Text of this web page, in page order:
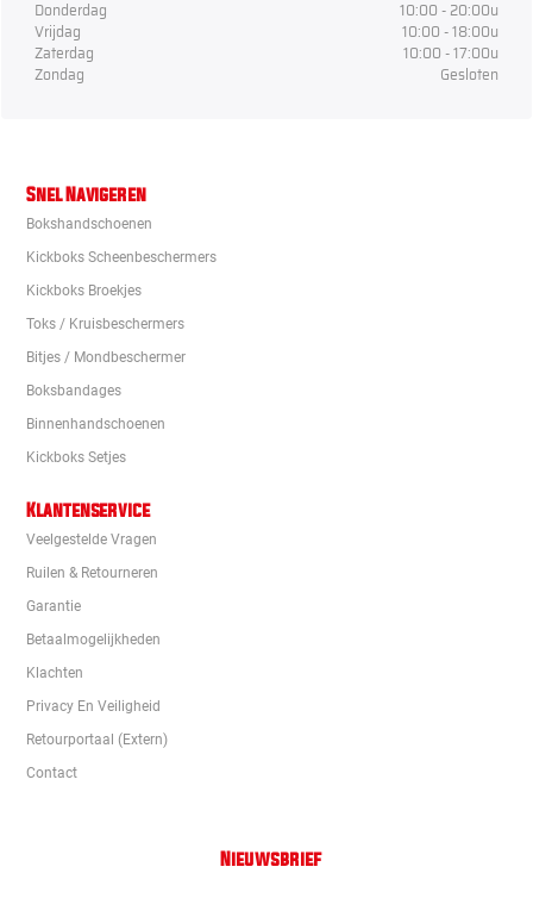
Donderdag
10:00 - 20:00u
Vrijdag
10:00 - 18:00u
Zaterdag
10:00 - 17:00u
Zondag
Gesloten
Snel Navigeren
Bokshandschoenen
Kickboks Scheenbeschermers
Kickboks Broekjes
Toks / Kruisbeschermers
Bitjes / Mondbeschermer
Boksbandages
Binnenhandschoenen
Kickboks Setjes
Klantenservice
Veelgestelde Vragen
Ruilen & Retourneren
Garantie
Betaalmogelijkheden
Klachten
Privacy En Veiligheid
Retourportaal (extern)
Contact
Nieuwsbrief